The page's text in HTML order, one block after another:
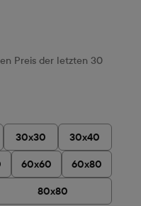
Preis der letzten 30
30x30 30x40
60x60 60x80
80x80